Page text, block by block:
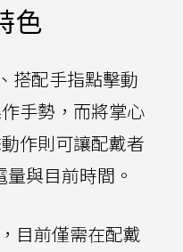
色
搭配手指點擊動
手勢，而將掌心
作則可讓配戴者
與目前時間。
目前僅需在配戴